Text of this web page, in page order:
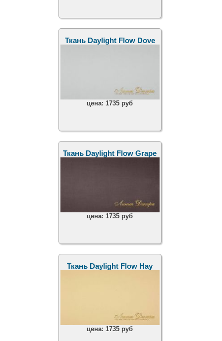
Ткань Daylight Flow Dove
цена:1735 руб
Ткань Daylight Flow Grape
цена:1735 руб
Ткань Daylight Flow Hay
цена:1735 руб